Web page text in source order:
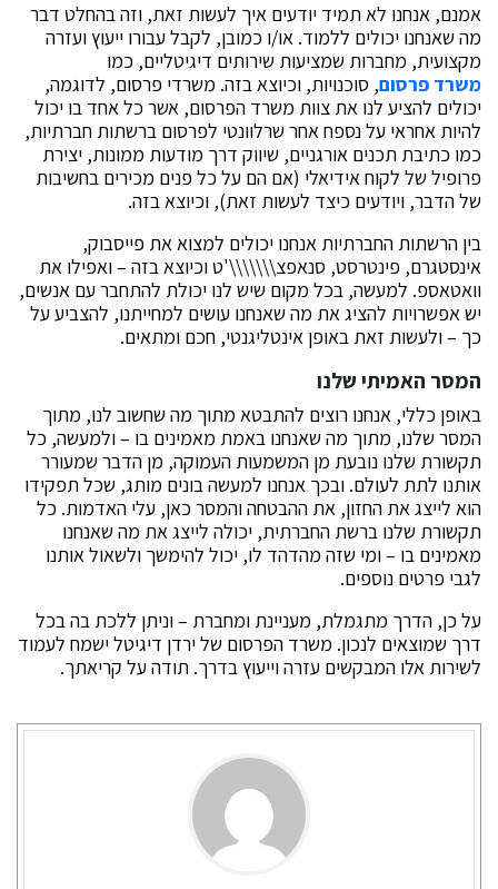
אמנם, אנחנו לא תמיד יודעים איך לעשות זאת, וזה בהחלט דבר
מה שאנחנו יכולים ללמוד. או/ו כמובן, לקבל עבורו ייעוץ ועזרה
מקצועית, מחברות שמציעות שירותים דיגיטליים, כמו
משרד פרסום, סוכנויות, וכיוצא בזה. משרדי פרסום, לדוגמה,
יכולים להציע לנו את צוות משרד הפרסום, אשר כל אחד בו יכול
להיות אחראי על נספח אחר שרלוונטי לפרסום ברשתות חברתיות,
כמו כתיבת תכנים אורגניים, שיווק דרך מודעות ממונות, יצירת
פרופיל של לקוח אידיאלי (אם הם על כל פנים מכירים בחשיבות
של הדבר, ויודעים כיצד לעשות זאת), וכיוצא בזה.
בין הרשתות החברתיות אנחנו יכולים למצוא את פייסבוק,
אינסטגרם, פינטרסט, סנאפצ\\\\\\\'ט וכיוצא בזה – ואפילו את
וואטאספ. למעשה, בכל מקום שיש לנו יכולת להתחבר עם אנשים,
יש אפשרויות להציג את מה שאנחנו עושים למחייתנו, להצביע על
כך – ולעשות זאת באופן אינטליגנטי, חכם ומתאים.
המסר האמיתי שלנו
באופן כללי, אנחנו רוצים להתבטא מתוך מה שחשוב לנו, מתוך
המסר שלנו, מתוך מה שאנחנו באמת מאמינים בו – ולמעשה, כל
תקשורת שלנו נובעת מן המשמעות העמוקה, מן הדבר שמעורר
אותנו לתת לעולם. ובכך אנחנו למעשה בונים מותג, שכל תפקידו
הוא לייצג את החזון, את ההבטחה והמסר כאן, עלי האדמות. כל
תקשורת שלנו ברשת החברתית, יכולה לייצג את מה שאנחנו
מאמינים בו – ומי שזה מהדהד לו, יכול להימשך ולשאול אותנו
לגבי פרטים נוספים.
על כן, הדרך מתגמלת, מעניינת ומחברת – וניתן ללכת בה בכל
דרך שמוצאים לנכון. משרד הפרסום של ירדן דיגיטל ישמח לעמוד
לשירות אלו המבקשים עזרה וייעוץ בדרך. תודה על קריאתך.